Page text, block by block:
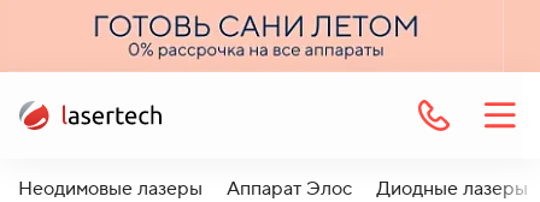
Неодимовые лазеры Аппарат Элос Диодные лазеры